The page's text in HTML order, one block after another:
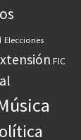
Elecciones
FIC